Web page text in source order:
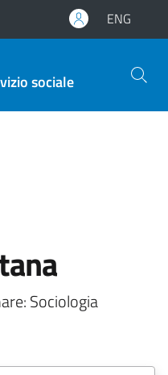
ENG
sociale
Sociologia